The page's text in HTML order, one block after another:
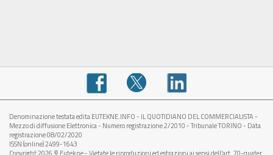
Denominazione testata edita EUTEKNE.INFO - IL QUOTIDIANO DEL COMMERCIALISTA -
Mezzo di diffusione Elettronica - Numero registrazione 2/2010 - Tribunale TORINO - Data
registrazione 08/02/2020
ISSN (online) 2499-1643